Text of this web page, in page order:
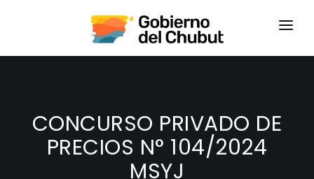
HOME
CONCURSO PRIVADO DE
PRECIOS N° 104/2024
MSYJ